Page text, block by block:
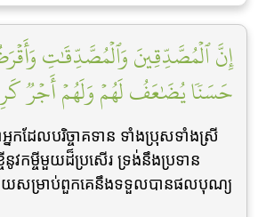
إِنَّ ٱلۡمُصَّدِّقِينَ وَٱلۡمُصَّدِّقَٰتِ
حَسَنٗا يُضَٰعَفُ لَهُمۡ وَلَهُمۡ أَجۡرٞ
កដែលបរិច្ចាគទាន ទាំងប្រុសទាំងស្រី
វកម្ចីមួយដ៏ប្រសើរ ទ្រង់នឹងប្រទាន
យសម្រាប់ពួកគេនឹងទទួលបានផលបុណ្យ